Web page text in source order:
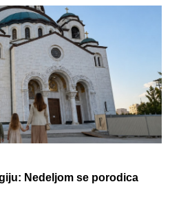
Nedeljom se porodica